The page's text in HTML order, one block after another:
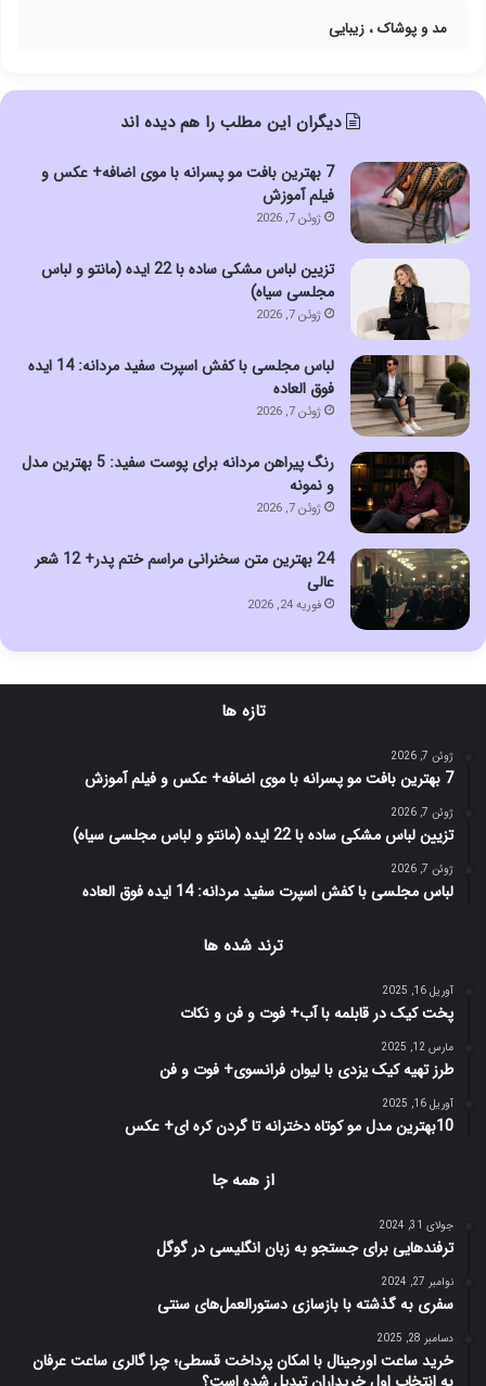
مد و پوشاک ، زیبایی
دیگران این مطلب را هم دیده اند
7 بهترین بافت مو پسرانه با موی اضافه+ عکس و
فیلم آموزش
ژوئن 7, 2026
تزیین لباس مشکی ساده با 22 ایده (مانتو و لباس
مجلسی سیاه)
ژوئن 7, 2026
لباس مجلسی با کفش اسپرت سفید مردانه: 14 ایده
فوق العاده
ژوئن 7, 2026
رنگ پیراهن مردانه برای پوست سفید: 5 بهترین مدل
و نمونه
ژوئن 7, 2026
24 بهترین متن سخنرانی مراسم ختم پدر+ 12 شعر
عالی
فوریه 24, 2026
تازه ها
ژوئن 7, 2026
7 بهترین بافت مو پسرانه با موی اضافه+ عکس و فیلم آموزش
ژوئن 7, 2026
تزیین لباس مشکی ساده با 22 ایده (مانتو و لباس مجلسی سیاه)
ژوئن 7, 2026
لباس مجلسی با کفش اسپرت سفید مردانه: 14 ایده فوق العاده
ترند شده ها
آوریل 16, 2025
پخت کیک در قابلمه با آب+ فوت و فن و نکات
مارس 12, 2025
طرز تهیه کیک یزدی با لیوان فرانسوی+ فوت و فن
آوریل 16, 2025
10بهترین مدل مو کوتاه دخترانه تا گردن کره ای+ عکس
از همه جا
جولای 31, 2024
ترفندهایی برای جستجو به زبان انگلیسی در گوگل
نوامبر 27, 2024
سفری به گذشته با بازسازی دستورالعمل‌های سنتی
دسامبر 28, 2025
خرید ساعت اورجینال با امکان پرداخت قسطی؛ چرا گالری ساعت عرفان